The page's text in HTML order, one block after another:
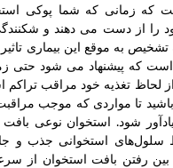
که زمانی که شما پوکی
را از دست می دهند و
تشخیص به موقع این بیماری
است که پیشنهاد می شود حتی
از لحاظ تغذیه خود مراقب تراکم
تا مواردی که موجب مراقبت
شود. استخوان نوعی بافت
سلول‌های استخوانی جذب و
رفتن بافت استخوان از